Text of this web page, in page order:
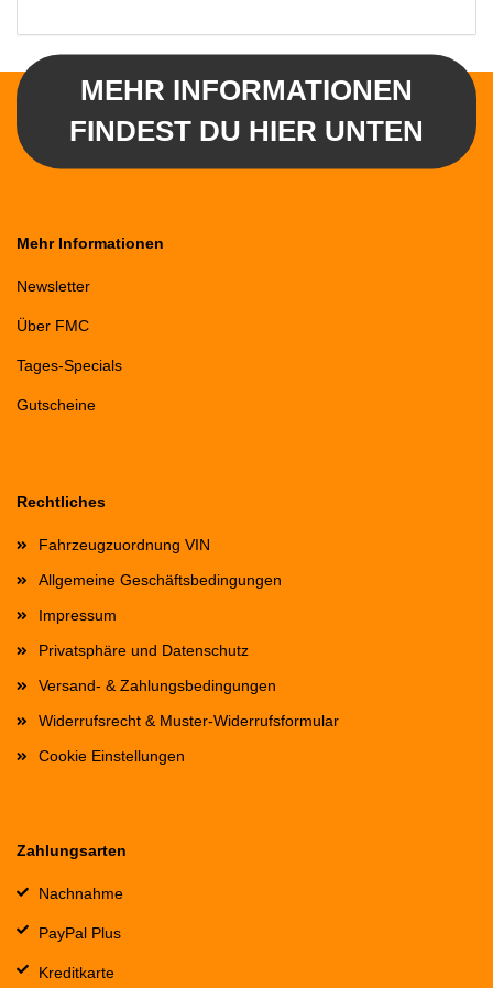
MEHR INFORMATIONEN
FINDEST DU HIER UNTEN
Mehr Informationen
Newsletter
Über FMC
Tages-Specials
Gutscheine
Rechtliches
Fahrzeugzuordnung VIN
Allgemeine Geschäftsbedingungen
Impressum
Privatsphäre und Datenschutz
Versand- & Zahlungsbedingungen
Widerrufsrecht & Muster-Widerrufsformular
Cookie Einstellungen
Zahlungsarten
Nachnahme
PayPal Plus
Kreditkarte